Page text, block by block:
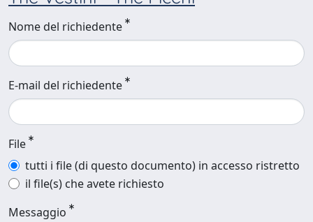
Nome del richiedente
E-mail del richiedente
File
tutti i file (di questo documento) in accesso ristretto
il file(s) che avete richiesto
Messaggio